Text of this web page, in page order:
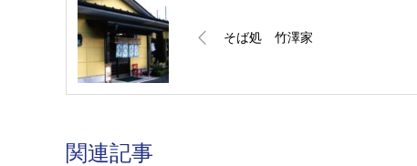
そば処 竹澤家
関連記事